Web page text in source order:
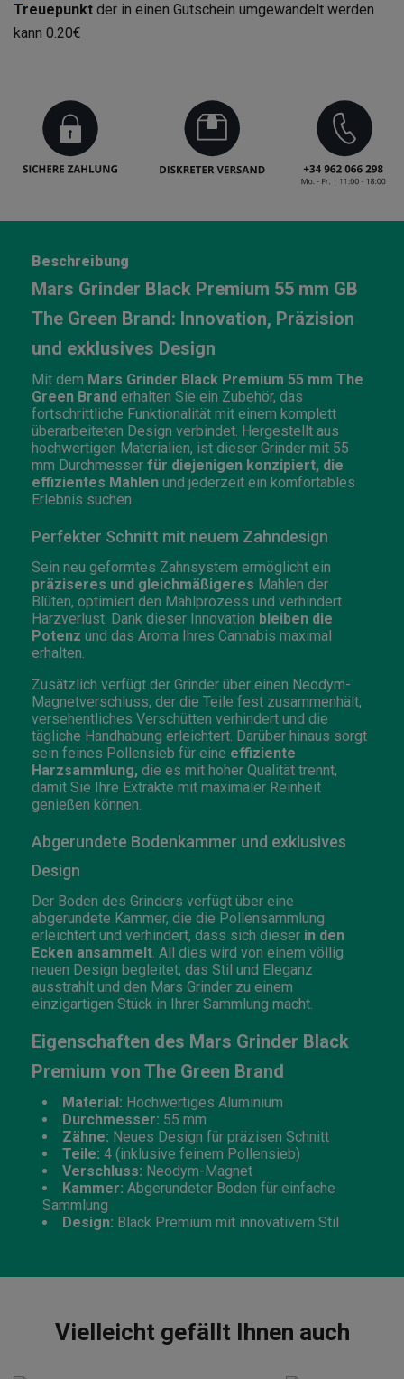
Treuepunkt der in einen Gutschein umgewandelt werden
kann 0.20€
Beschreibung
Mars Grinder Black Premium 55 mm GB
The Green Brand: Innovation, Präzision
und exklusives Design
Mit dem Mars Grinder Black Premium 55 mm The
Green Brand erhalten Sie ein Zubehör, das
fortschrittliche Funktionalität mit einem komplett
überarbeiteten Design verbindet. Hergestellt aus
hochwertigen Materialien, ist dieser Grinder mit 55
mm Durchmesser für diejenigen konzipiert, die
effizientes Mahlen und jederzeit ein komfortables
Erlebnis suchen.
Perfekter Schnitt mit neuem Zahndesign
Sein neu geformtes Zahnsystem ermöglicht ein
präziseres und gleichmäßigeres Mahlen der
Blüten, optimiert den Mahlprozess und verhindert
Harzverlust. Dank dieser Innovation bleiben die
Potenz und das Aroma Ihres Cannabis maximal
erhalten.
Zusätzlich verfügt der Grinder über einen Neodym-
Magnetverschluss, der die Teile fest zusammenhält,
versehentliches Verschütten verhindert und die
tägliche Handhabung erleichtert. Darüber hinaus sorgt
sein feines Pollensieb für eine effiziente
Harzsammlung, die es mit hoher Qualität trennt,
damit Sie Ihre Extrakte mit maximaler Reinheit
genießen können.
Abgerundete Bodenkammer und exklusives
Design
Der Boden des Grinders verfügt über eine
abgerundete Kammer, die die Pollensammlung
erleichtert und verhindert, dass sich dieser in den
Ecken ansammelt . All dies wird von einem völlig
neuen Design begleitet, das Stil und Eleganz
ausstrahlt und den Mars Grinder zu einem
einzigartigen Stück in Ihrer Sammlung macht.
Eigenschaften des Mars Grinder Black
Premium von The Green Brand
Material: Hochwertiges Aluminium
Durchmesser: 55 mm
Zähne: Neues Design für präzisen Schnitt
Teile: 4 (inklusive feinem Pollensieb)
Verschluss: Neodym-Magnet
Kammer: Abgerundeter Boden für einfache
Sammlung
Design: Black Premium mit innovativem Stil
Vielleicht gefällt Ihnen auch